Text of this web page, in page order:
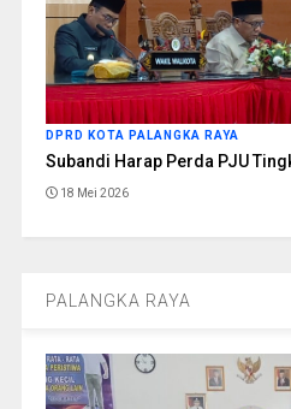
DPRD KOTA PALANGKA RAYA
Subandi Harap Perda PJU
18 Mei 2026
PALANGKA RAYA